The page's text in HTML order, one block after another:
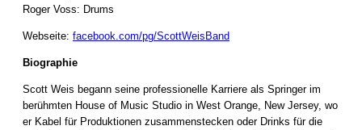
Roger Voss: Drums
Webseite: facebook.com/pg/ScottWeisBand
Biographie
Scott Weis begann seine professionelle Karriere als Springer im
berühmten House of Music Studio in West Orange, New Jersey, wo
er Kabel für Produktionen zusammenstecken oder Drinks für die